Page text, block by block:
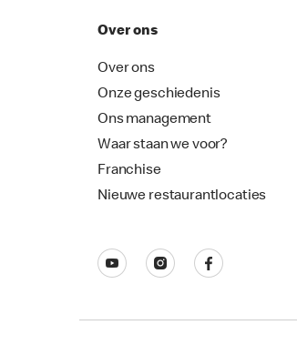
Over ons
Over ons
Onze geschiedenis
Ons management
Waar staan we voor?
Franchise
Nieuwe restaurantlocaties